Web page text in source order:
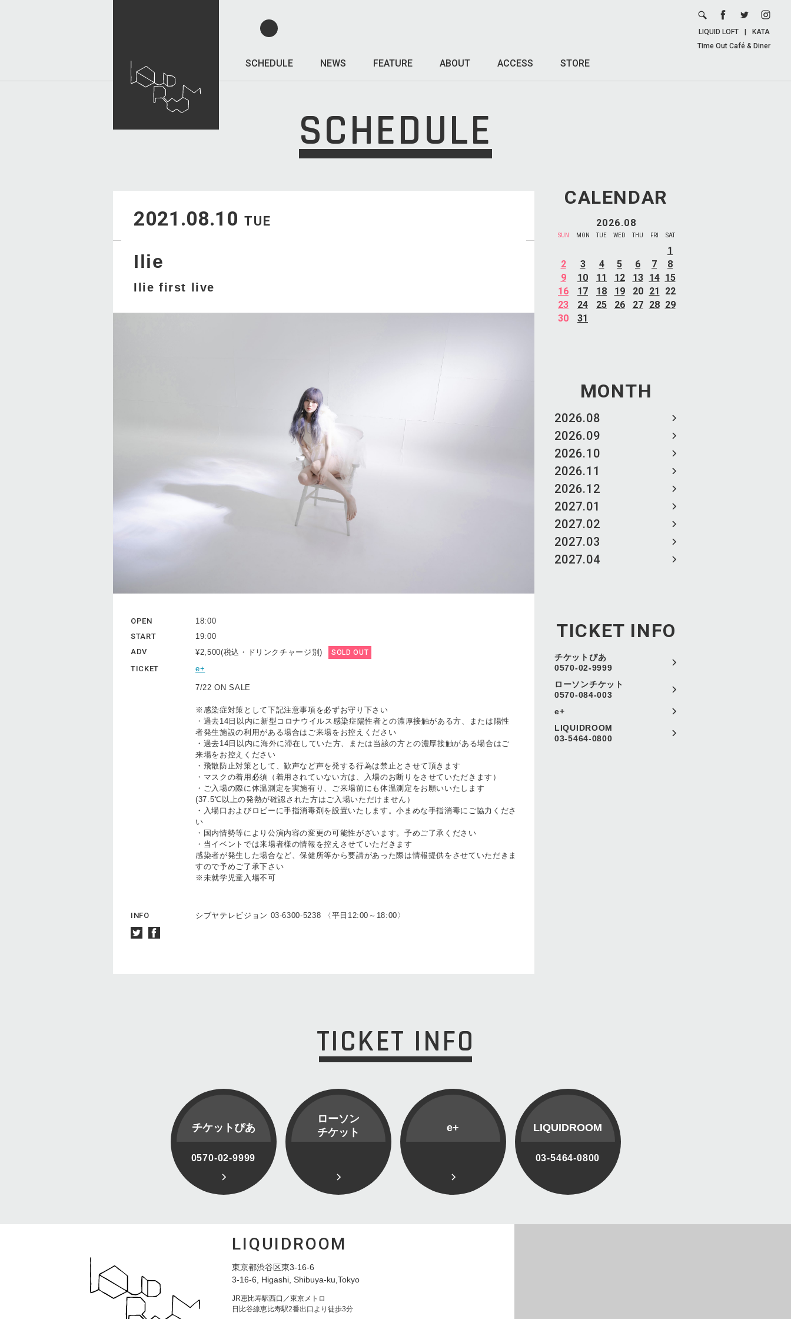
SCHEDULE NEWS FEATURE ABOUT ACCESS STORE
LIQUID LOFT
KATA
Time Out Café & Diner
SCHEDULE
CALENDAR
2026.08
SUN MON TUE WED THU FRI SAT
1
2
3 4 5 6 7
8
9
10 11 12 13 14 15
16
17 18 19 20 21
22
23
24 25 26 27 28 29
30
31
MONTH
2026.08
2026.09
2026.10
2026.11
2026.12
2027.01
2027.02
2027.03
2027.04
TICKET INFO
チケットぴあ
0570-02-9999
ローソンチケット
0570-084-003
e+
LIQUIDROOM
03-5464-0800
2021.08.10 TUE
Ilie
Ilie first live
OPEN
18:00
START
19:00
ADV
¥2,500(税込・ドリンクチャージ別) SOLD OUT
TICKET e+
7/22 ON SALE
※感染症対策として下記注意事項を必ずお守り下さい
・過去14日以内に新型コロナウイルス感染症陽性者との濃厚接触がある方、または陽性
者発生施設の利用がある場合はご来場をお控えください
・過去14日以内に海外に滞在していた方、または当該の方との濃厚接触がある場合はご
来場をお控えください
・飛散防止対策として、歓声など声を発する行為は禁止とさせて頂きます
・マスクの着用必須（着用されていない方は、入場のお断りをさせていただきます）
・ご入場の際に体温測定を実施有り、ご来場前にも体温測定をお願いいたします
(37.5℃以上の発熱が確認された方はご入場いただけません）
・入場口およびロビーに手指消毒剤を設置いたします。小まめな手指消毒にご協力くださ
い
・国内情勢等により公演内容の変更の可能性がざいます。予めご了承ください
・当イベントでは来場者様の情報を控えさせていただきます
感染者が発生した場合など、保健所等から要請があった際は情報提供をさせていただきま
すので予めご了承下さい
※未就学児童入場不可
INFO シブヤテレビジョン 03-6300-5238 〈平日12:00～18:00〉
TICKET INFO
チケットぴあ
0570-02-9999
ローソン
チケット
e+ LIQUIDROOM
03-5464-0800
LIQUIDROOM
東京都渋谷区東3-16-6
3-16-6, Higashi, Shibuya-ku,Tokyo
JR恵比寿駅西口／東京メトロ
日比谷線恵比寿駅2番出口より徒歩3分